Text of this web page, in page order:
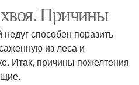
Причины
способен поразить
из леса и
Итак, причины пожелтения